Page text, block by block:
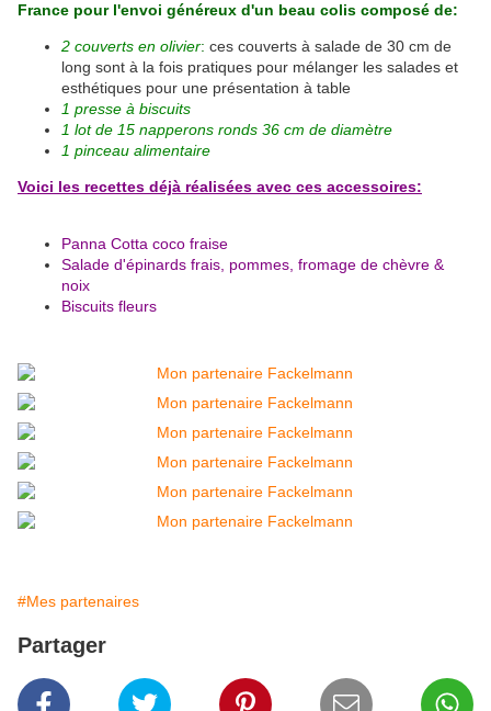
France pour l'envoi généreux d'un beau colis composé de:
2 couverts en olivier: ces couverts à salade de 30 cm de
long sont à la fois pratiques pour mélanger les salades et
esthétiques pour une présentation à table
1 presse à biscuits
1 lot de 15 napperons ronds 36 cm de diamètre
1 pinceau alimentaire
Voici les recettes déjà réalisées avec ces accessoires:
Panna Cotta coco fraise
Salade d'épinards frais, pommes, fromage de chèvre &
noix
Biscuits fleurs
#Mes partenaires
Partager